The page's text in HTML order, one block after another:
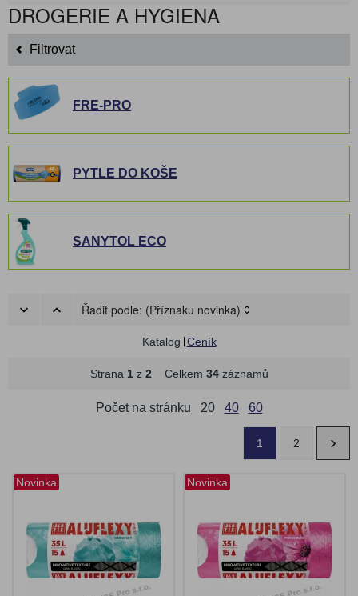
DROGERIE A HYGIENA
Filtrovat
FRE-PRO
PYTLE DO KOŠE
SANYTOL ECO
Řadit podle: (Příznaku novinka)
Katalog Ceník
Strana 1z 2 Celkem 34záznamů
Počet na stránku 20 40 60
1 2
Novinka Novinka